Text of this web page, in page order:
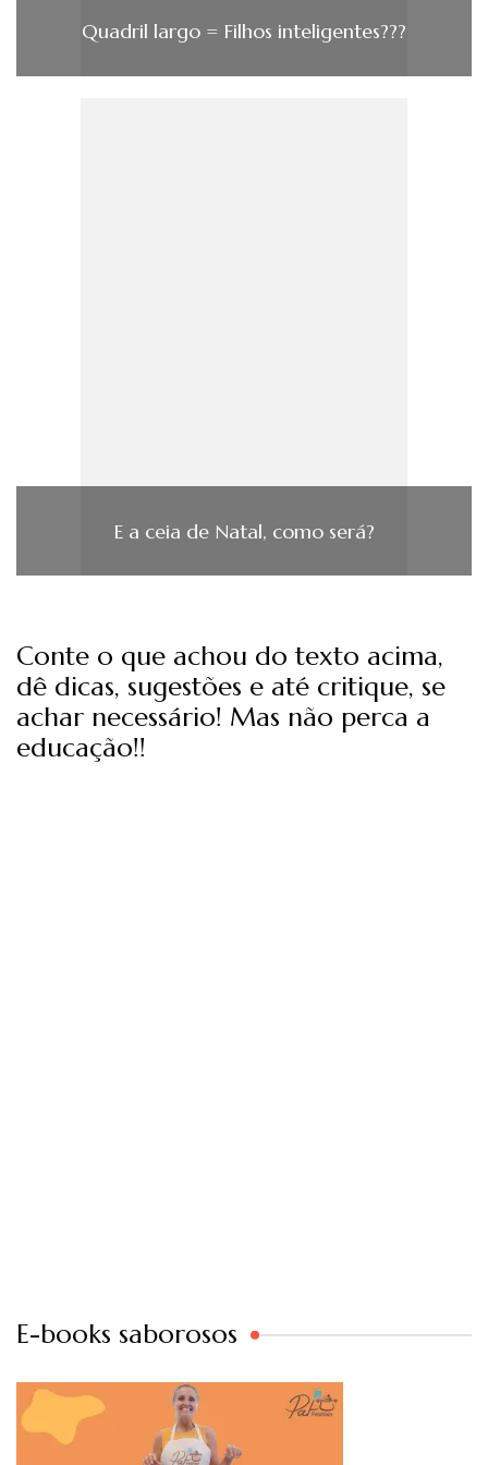
Quadril largo = Filhos inteligentes???
E a ceia de Natal, como será?
Conte o que achou do texto acima,
dê dicas, sugestões e até critique, se
achar necessário! Mas não perca a
educação!!
E-books saborosos